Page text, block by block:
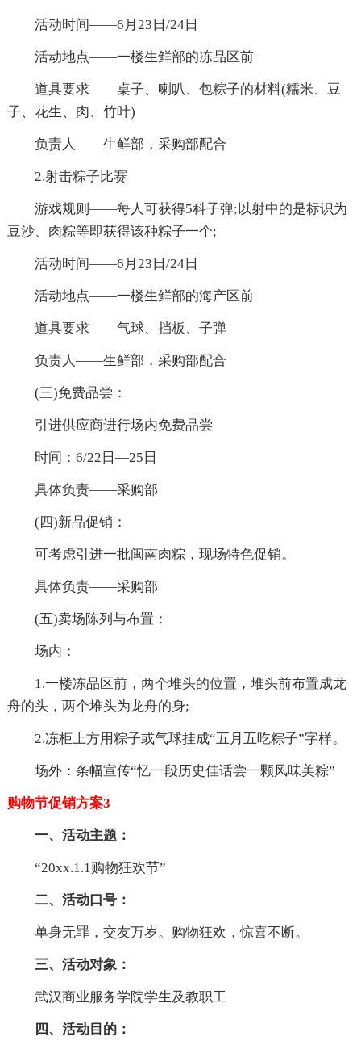
活动时间——6月23日/24日
活动地点——一楼生鲜部的冻品区前
道具要求——桌子、喇叭、包粽子的材料(糯米、豆
子、花生、肉、竹叶)
负责人——生鲜部，采购部配合
2.射击粽子比赛
游戏规则——每人可获得5科子弹;以射中的是标识为
豆沙、肉粽等即获得该种粽子一个;
活动时间——6月23日/24日
活动地点——一楼生鲜部的海产区前
道具要求——气球、挡板、子弹
负责人——生鲜部，采购部配合
(三)免费品尝：
引进供应商进行场内免费品尝
时间：6/22日—25日
具体负责——采购部
(四)新品促销：
可考虑引进一批闽南肉粽，现场特色促销。
具体负责——采购部
(五)卖场陈列与布置：
场内：
1.一楼冻品区前，两个堆头的位置，堆头前布置成龙
舟的头，两个堆头为龙舟的身;
2.冻柜上方用粽子或气球挂成“五月五吃粽子”字样。
场外：条幅宣传“忆一段历史佳话尝一颗风味美粽”
购物节促销方案3
一、活动主题：
“20xx.1.1购物狂欢节”
二、活动口号：
单身无罪，交友万岁。购物狂欢，惊喜不断。
三、活动对象：
武汉商业服务学院学生及教职工
四、活动目的：